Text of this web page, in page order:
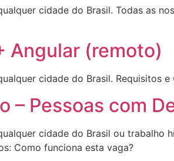
cidade do Brasil. Todas as
Angular (remoto)
cidade do Brasil. Requisitos e
– Pessoas com
cidade do Brasil ou trabalho
Como funciona esta vaga?